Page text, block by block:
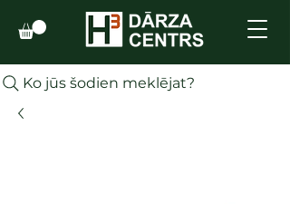
Ko jūs šodien meklējat?